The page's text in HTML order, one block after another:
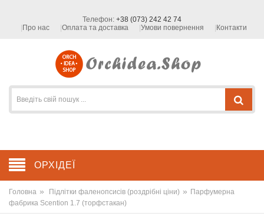
Телефон: +38 (073) 242 42 74
Про нас
Оплата та доставка Умови повернення Контакти
ОРХІДЕЇ
Головна » Підлітки фаленопсисів (роздрібні ціни) » Парфумерна
фабрика Scention 1.7 (торфстакан)